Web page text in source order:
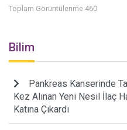
Toplam Görüntülenme 460
Bilim
Pankreas Kanserinde
Kez Alınan Yeni Nesil İlaç
Katına Çıkardı